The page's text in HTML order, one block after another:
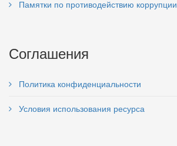
Памятки по противодействию коррупции
Соглашения
Политика конфиденциальности
Условия использования ресурса